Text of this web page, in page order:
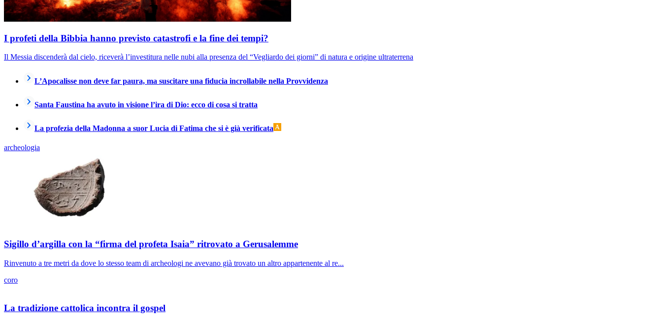
I profeti della Bibbia hanno previsto catastrofi e la fine dei tempi?
Il Messia discenderà dal cielo, riceverà l’investitura nelle nubi alla presenza del “Vegliardo dei giorni” di natura e origine ultraterrena
L’Apocalisse non deve far paura, ma suscitare una fiducia incrollabile nella Provvidenza
Santa Faustina ha avuto in visione l’ira di Dio: ecco di cosa si tratta
La profezia della Madonna a suor Lucia di Fatima che si è già verificata
archeologia
Sigillo d’argilla con la “firma del profeta Isaia” ritrovato a Gerusalemme
Rinvenuto a tre metri da dove lo stesso team di archeologi ne avevano già trovato un altro appartenente al re...
coro
La tradizione cattolica incontra il gospel